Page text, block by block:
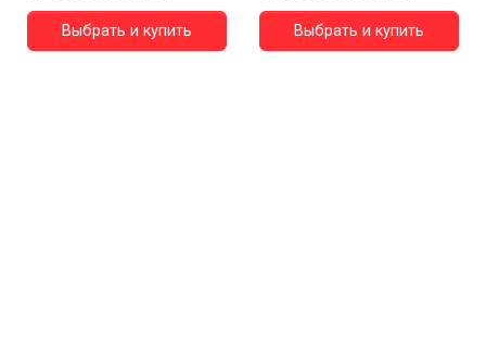
Выбрать и купить Выбрать и купить